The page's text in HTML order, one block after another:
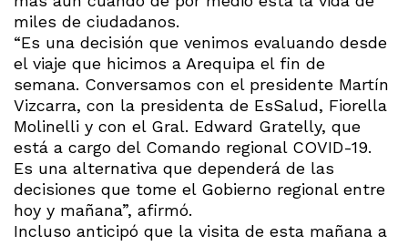
miles de ciudadanos.
“Es una decisión que venimos evaluando desde
el viaje que hicimos a Arequipa el fin de
semana. Conversamos con el presidente Martín
Vizcarra, con la presidenta de EsSalud, Fiorella
Molinelli y con el Gral. Edward Gratelly, que
está a cargo del Comando regional COVID-19.
Es una alternativa que dependerá de las
decisiones que tome el Gobierno regional entre
hoy y mañana”, afirmó.
Incluso anticipó que la visita de esta mañana a